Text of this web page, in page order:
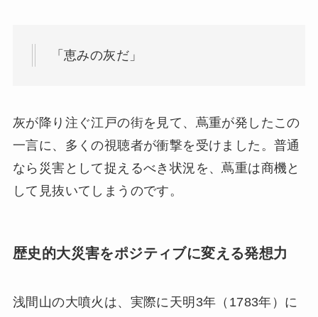
「恵みの灰だ」
灰が降り注ぐ江戸の街を見て、蔦重が発したこの
一言に、多くの視聴者が衝撃を受けました。普通
なら災害として捉えるべき状況を、蔦重は商機と
して見抜いてしまうのです。
歴史的大災害をポジティブに変える発想力
浅間山の大噴火は、実際に天明3年（1783年）に